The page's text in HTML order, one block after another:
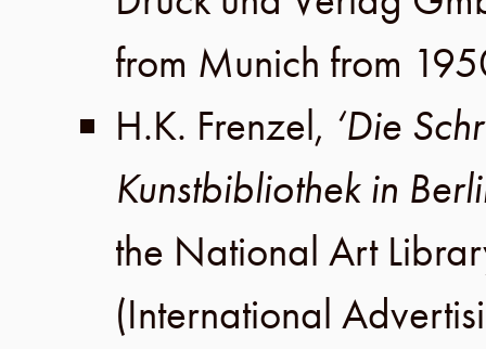
from Munich from
H.K. Frenzel, ‘Die
Kunstbibliothek in
the National Art
(International